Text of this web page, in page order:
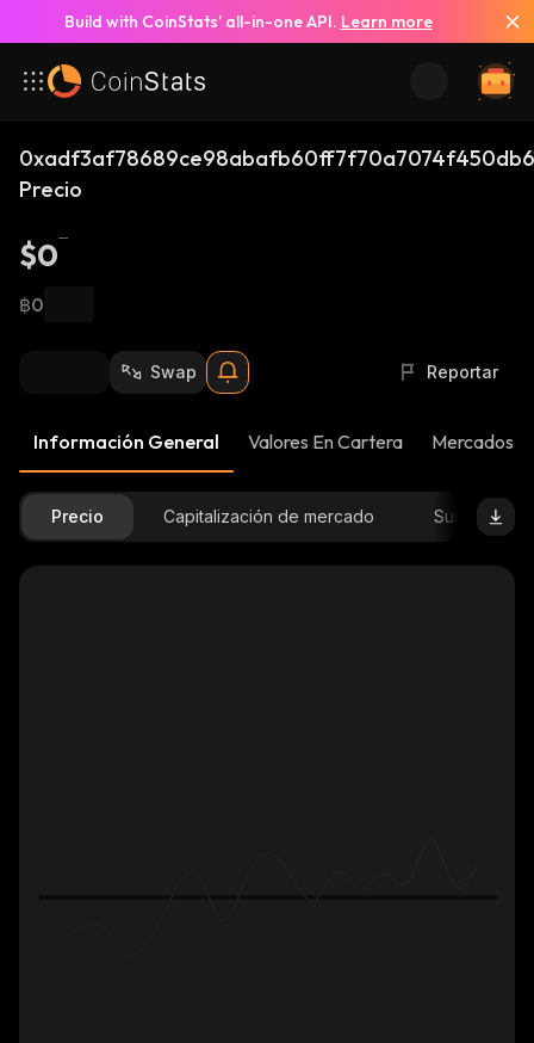
Build with CoinStats’ all-in-one API. Learn more
Precio
$0
฿0
Swap Reportar
Información General Valores En Cartera Mercados
Precio Capitalización de mercado Suministro